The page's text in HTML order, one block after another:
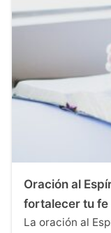
Oración al
fortalecer tu fe
La oración al